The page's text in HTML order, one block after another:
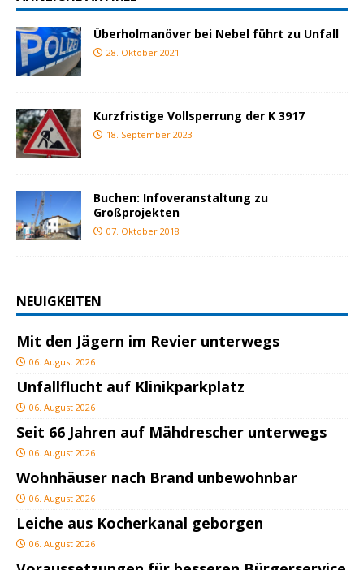
Überholmanöver bei Nebel führt zu Unfall
28. Oktober 2021
Kurzfristige Vollsperrung der K 3917
18. September 2023
Buchen: Infoveranstaltung zu
Großprojekten
07. Oktober 2018
NEUIGKEITEN
Mit den Jägern im Revier unterwegs
06. August 2026
Unfallflucht auf Klinikparkplatz
06. August 2026
Seit 66 Jahren auf Mähdrescher unterwegs
06. August 2026
Wohnhäuser nach Brand unbewohnbar
06. August 2026
Leiche aus Kocherkanal geborgen
06. August 2026